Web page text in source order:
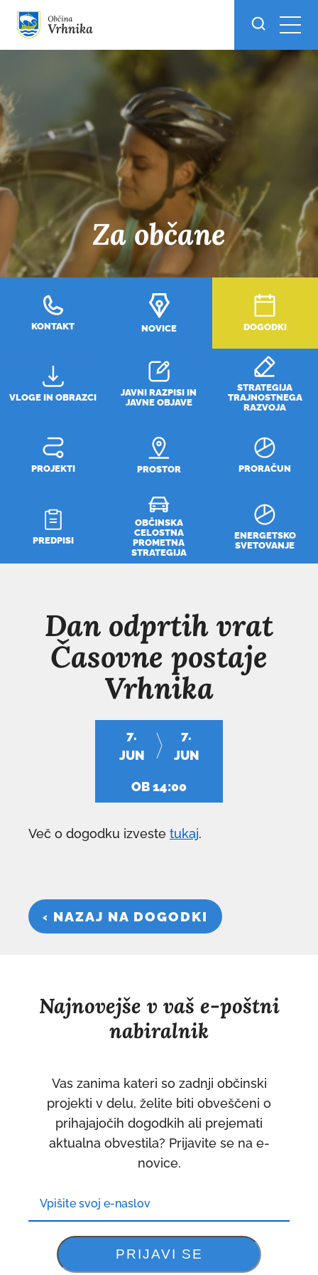
Skoči do osrednje vsebine
Za občane
KONTAKT NOVICE DOGODKI
VLOGE IN OBRAZCI
JAVNI RAZPISI IN
JAVNE OBJAVE
STRATEGIJA
TRAJNOSTNEGA
RAZVOJA
PROJEKTI PROSTOR PRORAČUN
PREDPISI
OBČINSKA
CELOSTNA
PROMETNA
STRATEGIJA
ENERGETSKO
SVETOVANJE
Dan odprtih vrat
Časovne postaje
Vrhnika
7.
JUN
7.
JUN
OB 14:00
Več o dogodku izveste tukaj.
‹ NAZAJ NA DOGODKI
Najnovejše v vaš e-poštni
nabiralnik
Vas zanima kateri so zadnji občinski
projekti v delu, želite biti obveščeni o
prihajajočih dogodkih ali prejemati
aktualna obvestila? Prijavite se na e-
novice.